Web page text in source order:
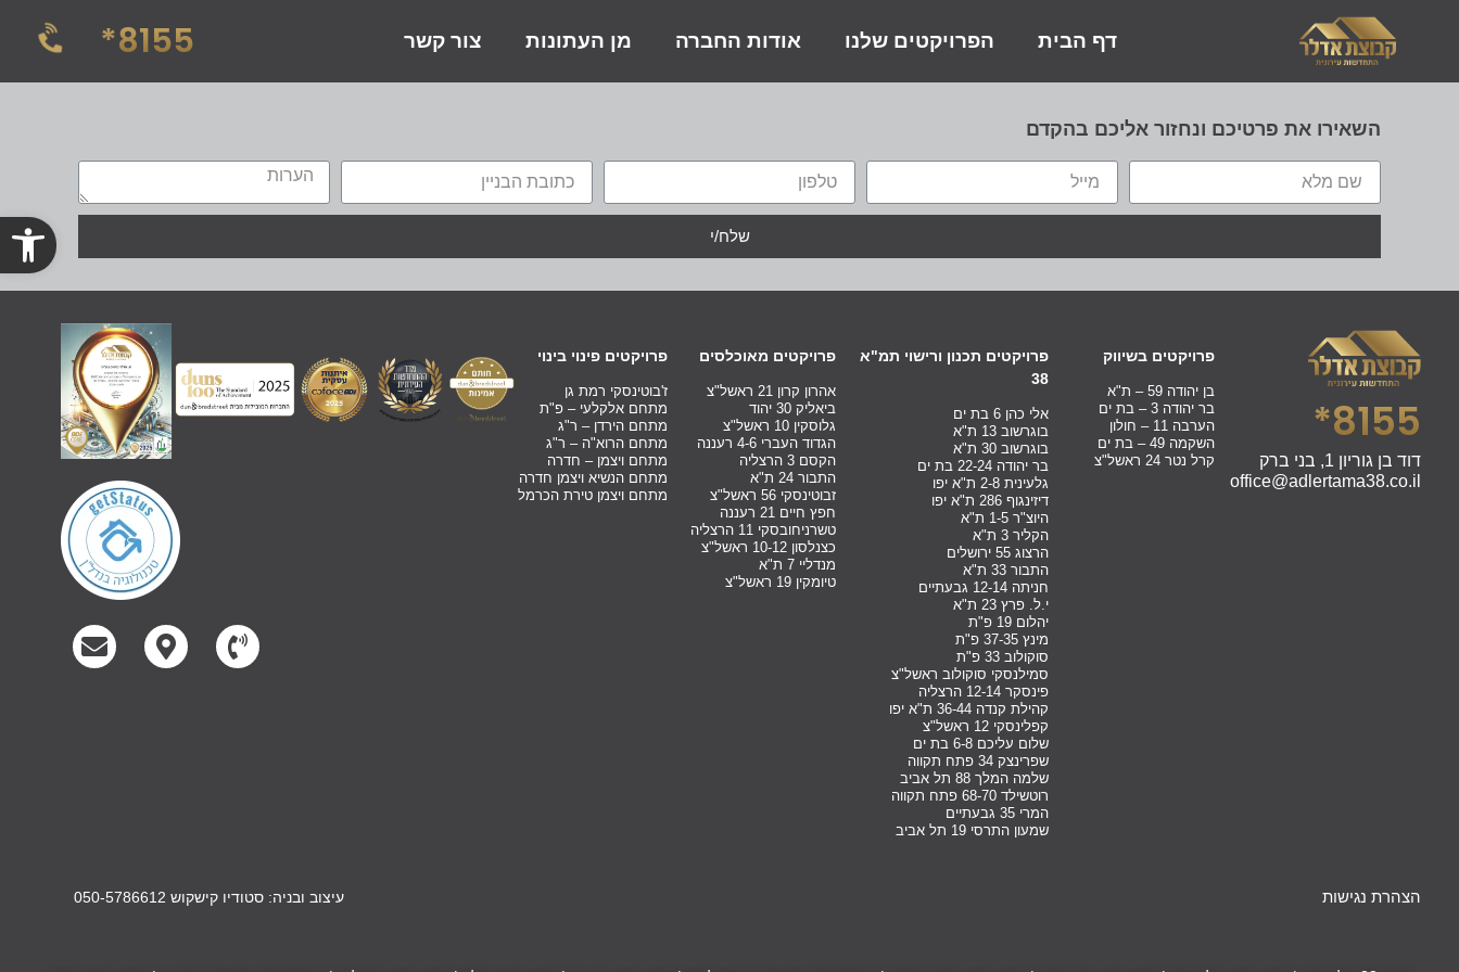
דף הבית הפרויקטים שלנו אודות החברה מן העתונות צור קשר 8155*
השאירו את פרטיכם ונחזור אליכם בהקדם
שלח/י
8155*
דוד בן גוריון 1, בני ברק
office@adlertama38.co.il
פרויקטים בשיווק
בן יהודה 59 – ת"א
בר יהודה 3 – בת ים
הערבה 11 – חולון
השקמה 49 – בת ים
קרל נטר 24 ראשל"צ
פרויקטים תכנון ורישוי תמ"א
38
אלי כהן 6 בת ים
בוגרשוב 13 ת"א
בוגרשוב 30 ת"א
בר יהודה 22-24 בת ים
גלעינית 2-8 ת"א יפו
דיזינגוף 286 ת"א יפו
היוצ"ר 1-5 ת"א
הקליר 3 ת"א
הרצוג 55 ירושלים
התבור 33 ת"א
חניתה 12-14 גבעתיים
י.ל. פרץ 23 ת"א
יהלום 19 פ"ת
מינץ 37-35 פ"ת
סוקולוב 33 פ"ת
סמילנסקי סוקולוב ראשל"צ
פינסקר 12-14 הרצליה
קהילת קנדה 36-44 ת"א יפו
קפלינסקי 12 ראשל"צ
שלום עליכם 6-8 בת ים
שפרינצק 34 פתח תקווה
שלמה המלך 88 תל אביב
רוטשילד 68-70 פתח תקווה
המרי 35 גבעתיים
שמעון התרסי 19 תל אביב
פרויקטים מאוכלסים
אהרון קרון 21 ראשל"צ
ביאליק 30 יהוד
גלוסקין 10 ראשל"צ
הגדוד העברי 4-6 רעננה
הקסם 3 הרצליה
התבור 24 ת"א
זבוטינסקי 56 ראשל"צ
חפץ חיים 21 רעננה
טשרניחובסקי 11 הרצליה
כצנלסון 10-12 ראשל"צ
מנדליי 7 ת"א
טיומקין 19 ראשל"צ
פרויקטים פינוי בינוי
ז'בוטינסקי רמת גן
מתחם אלקלעי – פ"ת
מתחם הירדן – ר"ג
מתחם הרוא"ה – ר"ג
מתחם ויצמן – חדרה
מתחם הנשיא ויצמן חדרה
מתחם ויצמן טירת הכרמל
הצהרת נגישות עיצוב ובניה: סטודיו קישקוש 050-5786612